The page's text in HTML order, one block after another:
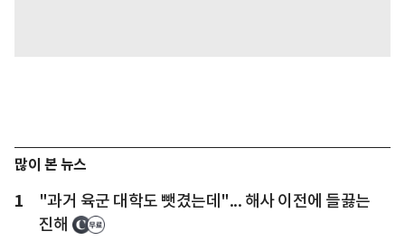
많이 본 뉴스
1
"과거 육군 대학도 뺏겼는데"... 해사 이전에 들끓는
진해